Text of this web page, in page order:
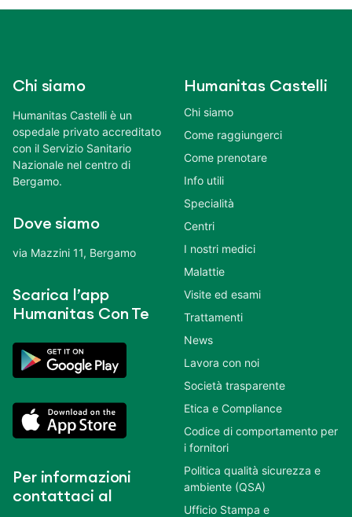
Chi siamo
Humanitas Castelli è un
ospedale privato accreditato
con il Servizio Sanitario
Nazionale nel centro di
Bergamo.
Dove siamo
via Mazzini 11, Bergamo
Scarica l’app
Humanitas Con Te
Per informazioni
contattaci al
Humanitas Castelli
Chi siamo
Come raggiungerci
Come prenotare
Info utili
Specialità
Centri
I nostri medici
Malattie
Visite ed esami
Trattamenti
News
Lavora con noi
Società trasparente
Etica e Compliance
Codice di comportamento per
i fornitori
Politica qualità sicurezza e
ambiente (QSA)
Ufficio Stampa e